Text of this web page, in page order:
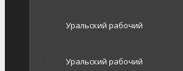
Уральский рабочий
Уральский рабочий